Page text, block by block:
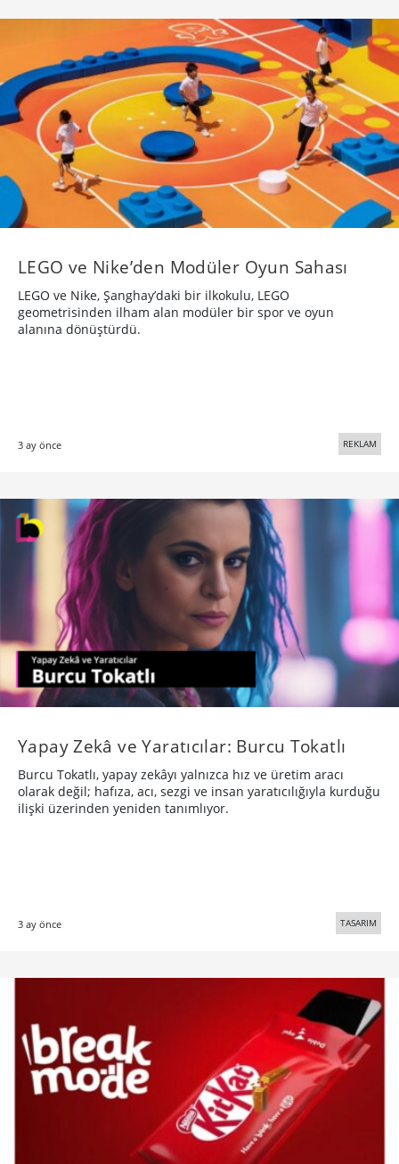
LEGO ve Nike’den Modüler Oyun Sahası
LEGO ve Nike, Şanghay’daki bir ilkokulu, LEGO
geometrisinden ilham alan modüler bir spor ve oyun
alanına dönüştürdü.
3 ay önce REKLAM
Yapay Zekâ ve Yaratıcılar: Burcu Tokatlı
Burcu Tokatlı, yapay zekâyı yalnızca hız ve üretim aracı
olarak değil; hafıza, acı, sezgi ve insan yaratıcılığıyla kurduğu
ilişki üzerinden yeniden tanımlıyor.
3 ay önce TASARIM